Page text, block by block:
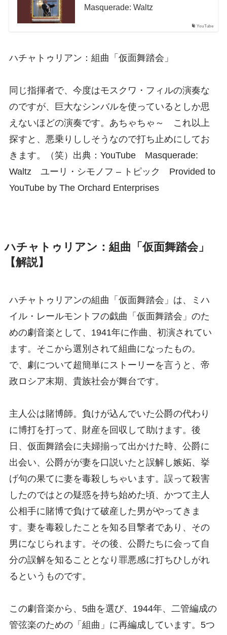
YouTube
Masquerade: Waltz
ハチャトゥリアン：組曲「仮面舞踏会」
同じ指揮者で、今度はモスクワ・フィルの演奏な
のですが、巨大なシンバルを使っているとしか思
えないほどの演奏です。あちゃちゃ～ これ以上
探すと、悪乗りししそうなので打ち止めにしてお
きます。（笑）出典：YouTube Masquerade:
Waltz ユーリ・シモノフ – トピック Provided to
YouTube by The Orchard Enterprises
ハチャトゥリアン：組曲「仮面舞踏会」
【解説】
ハチャトゥリアンの組曲「仮面舞踏会」は、ミハ
イル・レールモントフの戯曲「仮面舞踏会」のた
めの劇音楽として、1941年に作曲、初演されてい
ます。そこから選別されて組曲になったもの。
で、劇について超簡単にストーリーを言うと、帝
政ロシア末期、貴族社会が舞台です。
主人公は賭博師。負けが込んでいた公爵の代わり
に博打を打って、財産を回収して助けます。後
日、仮面舞踏会に夫婦揃って出かけた時、公爵に
出会い、公爵がが妻を口説いたと誤解し嫉妬、挙
げ句の果てに妻を毒殺しちゃいます。誤って殺害
したのではとの疑惑を持ち始めた頃、かつて主人
公相手に賭博で負けて破産した男がやってきま
す。妻を毒殺したことを知る目撃者であり、その
男になじられます。その後、公爵たちに会って自
分の誤解を知ることとなり罪悪感に打ちひしがれ
るというものです。
この劇音楽から、5曲を選び、1944年、二管編成の
管弦楽のための「組曲」に再編成しています。5つ